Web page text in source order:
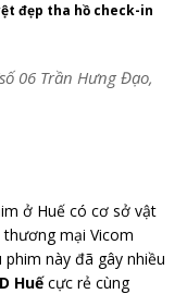
đẹp tha hồ check-in
06 Trần Hưng Đạo,
ở Huế có cơ sở vật
mại Vicom
này đã gây nhiều
Huếcực rẻ cùng